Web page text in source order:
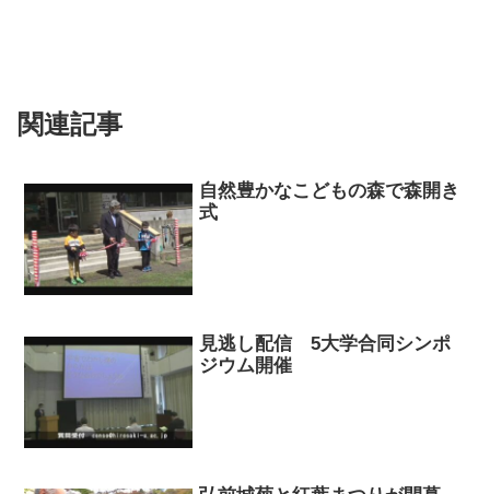
関連記事
自然豊かなこどもの森で森開き
式
見逃し配信 5大学合同シンポ
ジウム開催